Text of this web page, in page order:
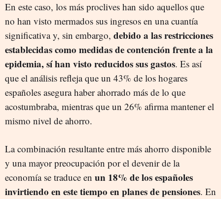
En este caso, los más proclives han sido aquellos que
no han visto mermados sus ingresos en una cuantía
significativa y, sin embargo, debido a las restricciones
establecidas como medidas de contención frente a la
epidemia, sí han visto reducidos sus gastos. Es así
que el análisis refleja que un 43% de los hogares
españoles asegura haber ahorrado más de lo que
acostumbraba, mientras que un 26% afirma mantener el
mismo nivel de ahorro.
La combinación resultante entre más ahorro disponible
y una mayor preocupación por el devenir de la
economía se traduce en un 18% de los españoles
invirtiendo en este tiempo en planes de pensiones. En